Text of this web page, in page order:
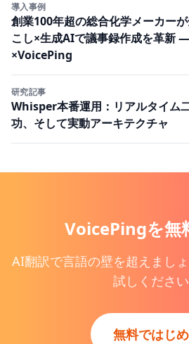
導入事例
創業100年超の総合化学メーカー
こし×生成AIで議事録作成を革新
×VoicePing
研究記事
Whisper本番運用：リアルタイム
功、そして実動アーキテクチャ
VoicePingを無
AI翻訳で言語の壁を超えまし
試しください
無料ではじ